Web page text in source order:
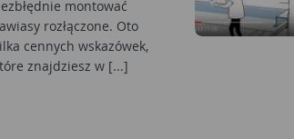
montować
rozłączone. Oto
cennych wskazówek,
znajdziesz w [...]